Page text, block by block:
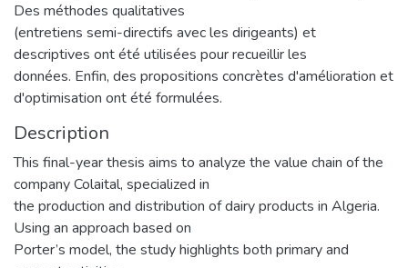
Des méthodes qualitatives
(entretiens semi-directifs avec les dirigeants) et
descriptives ont été utilisées pour recueillir les
données. Enfin, des propositions concrètes d'amélioration et
d'optimisation ont été formulées.
Description
This final-year thesis aims to analyze the value chain of the
company Colaital, specialized in
the production and distribution of dairy products in Algeria.
Using an approach based on
Porter’s model, the study highlights both primary and